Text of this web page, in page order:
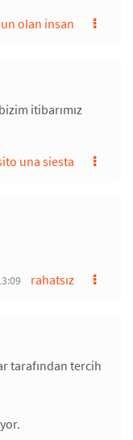
olan insan
itibarımız
una siesta
rahatsız
tarafından tercih